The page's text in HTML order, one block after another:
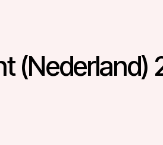
(Nederland)